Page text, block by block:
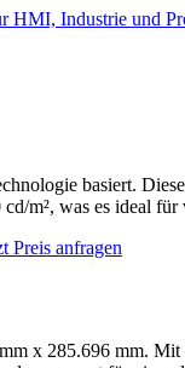
HMI, Industrie und
basiert.
m², was es ideal für
Preis anfragen
x 285.696 mm.